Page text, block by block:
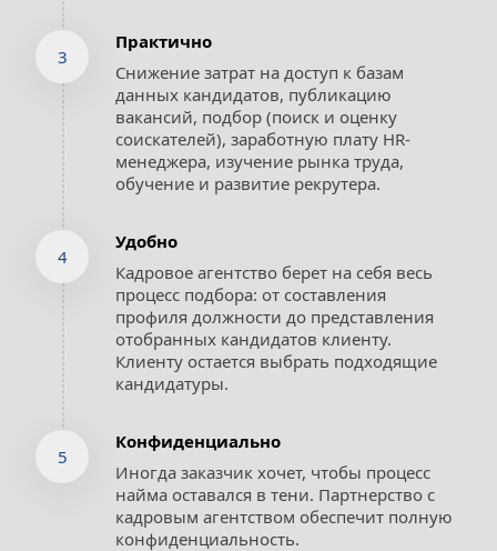
3
Практично
Снижение затрат на доступ к базам
данных кандидатов, публикацию
вакансий, подбор (поиск и оценку
соискателей), заработную плату HR-
менеджера, изучение рынка труда,
обучение и развитие рекрутера.
4
Удобно
Кадровое агентство берет на себя весь
процесс подбора: от составления
профиля должности до представления
отобранных кандидатов клиенту.
Клиенту остается выбрать подходящие
кандидатуры.
5
Конфиденциально
Иногда заказчик хочет, чтобы процесс
найма оставался в тени. Партнерство с
кадровым агентством обеспечит полную
конфиденциальность.